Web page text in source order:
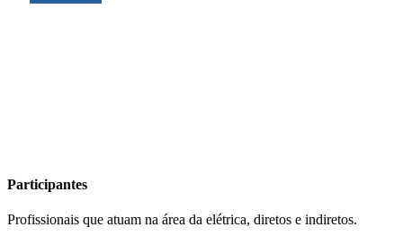
Participantes
Profissionais que atuam na área da elétrica, diretos e indiretos.